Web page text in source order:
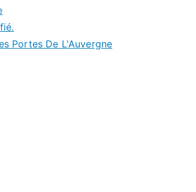
Portes De L'Auvergne